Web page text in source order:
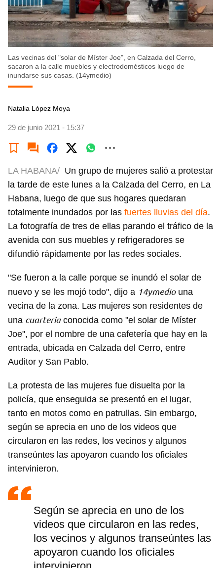
Las vecinas del "solar de Míster Joe", en Calzada del Cerro,
sacaron a la calle muebles y electrodomésticos luego de
inundarse sus casas. (14ymedio)
Natalia López Moya
29 de junio 2021 - 15:37
LA HABANA/ Un grupo de mujeres salió a protestar
la tarde de este lunes a la Calzada del Cerro, en La
Habana, luego de que sus hogares quedaran
totalmente inundados por las fuertes lluvias del día.
La fotografía de tres de ellas parando el tráfico de la
avenida con sus muebles y refrigeradores se
difundió rápidamente por las redes sociales.
"Se fueron a la calle porque se inundó el solar de
nuevo y se les mojó todo", dijo a 14ymediouna
vecina de la zona. Las mujeres son residentes de
una cuarteríaconocida como "el solar de Míster
Joe", por el nombre de una cafetería que hay en la
entrada, ubicada en Calzada del Cerro, entre
Auditor y San Pablo.
La protesta de las mujeres fue disuelta por la
policía, que enseguida se presentó en el lugar,
tanto en motos como en patrullas. Sin embargo,
según se aprecia en uno de los videos que
circularon en las redes, los vecinos y algunos
transeúntes las apoyaron cuando los oficiales
intervinieron.
Según se aprecia en uno de los
videos que circularon en las redes,
los vecinos y algunos transeúntes las
apoyaron cuando los oficiales